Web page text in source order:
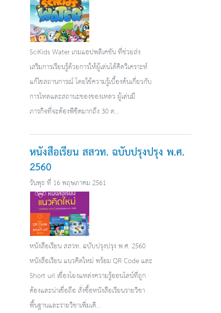
SciKids Water เกมแอปพลิเคชัน ที่ช่วยส่ง
เสริมการเรียนรู้ด้วยการให้ผู้เล่นได้คิดวิเคราะห์
แก้ไขสถานการณ์ โดยใช้ความรู้เบื้องต้นเกี่ยวกับ
การไหลและสถานะของของเหลว ผู้เล่นมี
ภารกิจที่จะต้องพิชิตมากถึง 30 ด...
หนังสือเรียน สสวท. ฉบับปรุงปรุง พ.ศ.
2560
วันพุธ ที่ 16 พฤษภาคม 2561
หนังสือเรียน สสวท. ฉบับปรุงปรุง พ.ศ. 2560
หนังสือเรียน แนวคิดใหม่ พร้อม QR Code และ
Short url เชื่องโยงแหล่งความรู้ออนไลน์ที่ถูก
ต้องและน่าเชื่อถือ สั่งซื้อหนังสือเรียนรายวิชา
พื้นฐานและรายวิชาเพิ่มเติ...